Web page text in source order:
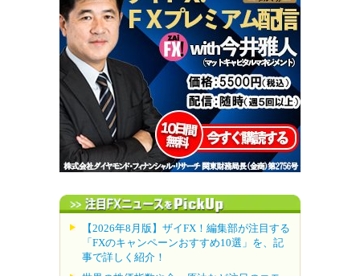
【2026年8月版】ザイFX！編集部が注目する
「FXのキャンペーンおすすめ10選」を、記
事で詳しく紹介！